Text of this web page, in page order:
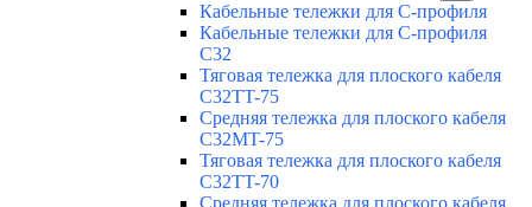
Кабельные тележки для С-профиля
Кабельные тележки для С-профиля
C32
Тяговая тележка для плоского кабеля
C32TT-75
Средняя тележка для плоского кабеля
C32MT-75
Тяговая тележка для плоского кабеля
C32TT-70